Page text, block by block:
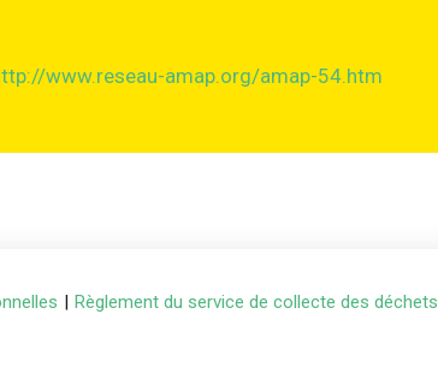
www.reseau-amap.org/amap-54.htm
| Règlement du service de collecte des déchets